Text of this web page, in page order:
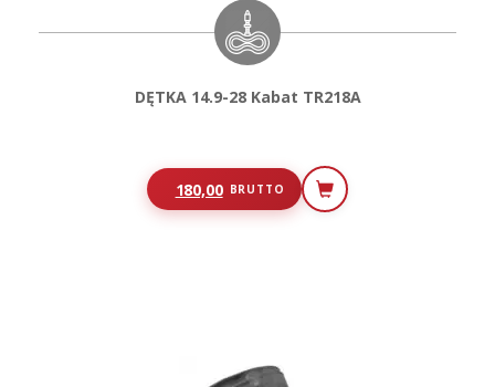
DĘTKA 14.9-28 Kabat TR218A
180,00 BRUTTO